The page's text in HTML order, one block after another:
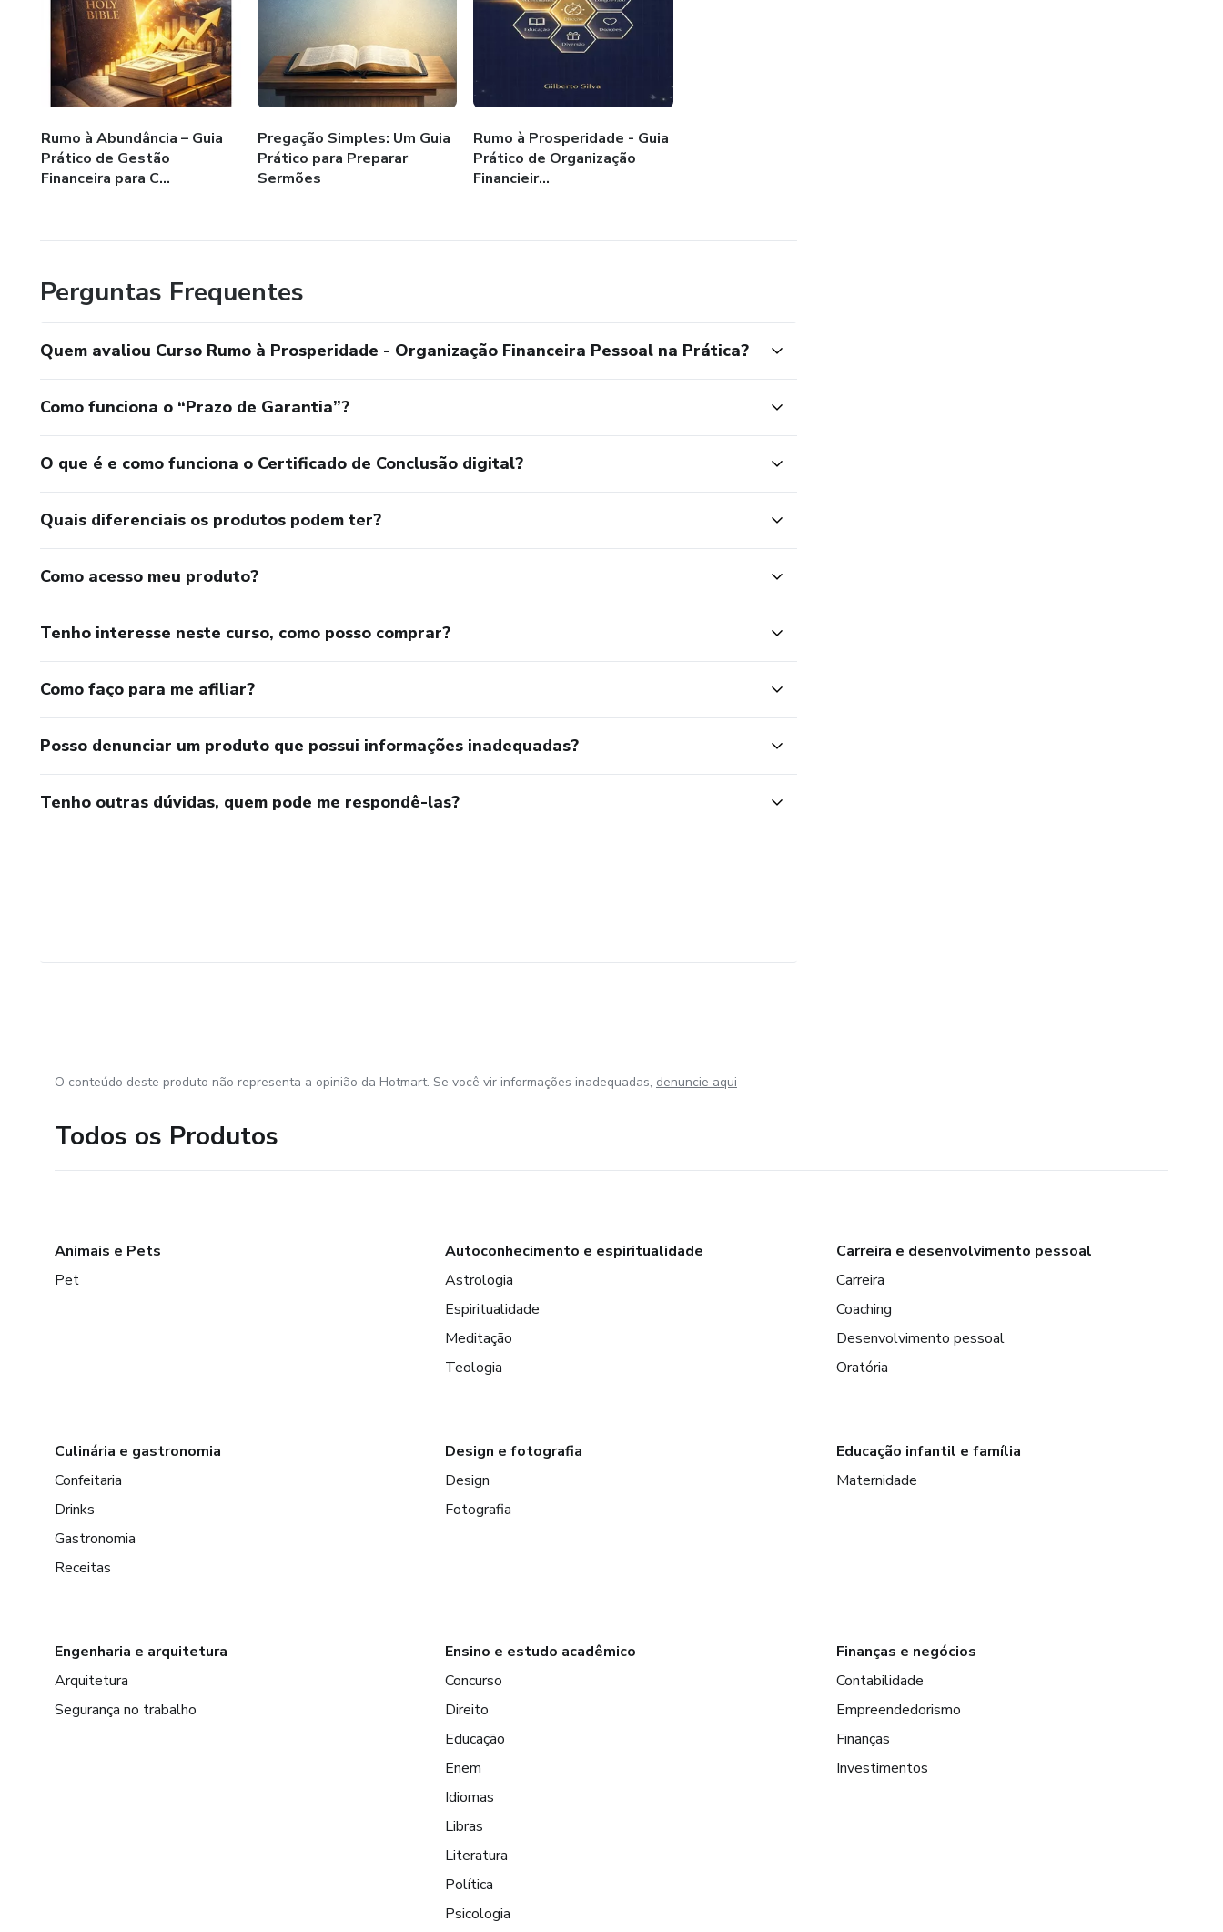
Rumo à Abundância – Guia
Prático de Gestão
Financeira para C...
Pregação Simples: Um Guia
Prático para Preparar
Sermões
Rumo à Prosperidade - Guia
Prático de Organização
Financieir...
Perguntas Frequentes
Quem avaliou Curso Rumo à Prosperidade - Organização Financeira Pessoal na Prática?
Como funciona o “Prazo de Garantia”?
O que é e como funciona o Certificado de Conclusão digital?
Quais diferenciais os produtos podem ter?
Como acesso meu produto?
Tenho interesse neste curso, como posso comprar?
Como faço para me afiliar?
Posso denunciar um produto que possui informações inadequadas?
Tenho outras dúvidas, quem pode me respondê-las?
O conteúdo deste produto não representa a opinião da Hotmart. Se você vir informações inadequadas, denuncie aqui
Todos os Produtos
Animais e Pets
Pet
Autoconhecimento e espiritualidade
Astrologia
Espiritualidade
Meditação
Teologia
Carreira e desenvolvimento pessoal
Carreira
Coaching
Desenvolvimento pessoal
Oratória
Culinária e gastronomia
Confeitaria
Drinks
Gastronomia
Receitas
Design e fotografia
Design
Fotografia
Educação infantil e família
Maternidade
Engenharia e arquitetura
Arquitetura
Segurança no trabalho
Ensino e estudo acadêmico
Concurso
Direito
Educação
Enem
Idiomas
Libras
Literatura
Política
Psicologia
Finanças e negócios
Contabilidade
Empreendedorismo
Finanças
Investimentos